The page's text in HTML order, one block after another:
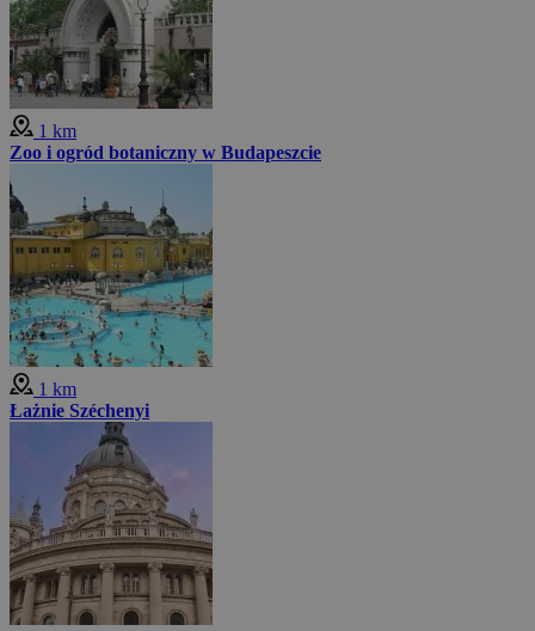
1 km
Zoo i ogród botaniczny w Budapeszcie
1 km
Łażnie Széchenyi